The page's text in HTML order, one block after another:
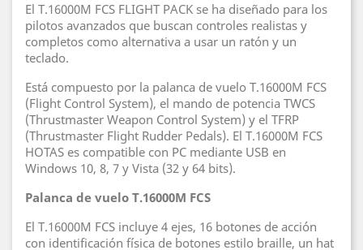
El T.16000M FCS FLIGHT PACK se ha diseñado para los
pilotos avanzados que buscan controles realistas y
completos como alternativa a usar un ratón y un
teclado.
Está compuesto por la palanca de vuelo T.16000M FCS
(Flight Control System), el mando de potencia TWCS
(Thrustmaster Weapon Control System) y el TFRP
(Thrustmaster Flight Rudder Pedals). El T.16000M FCS
HOTAS es compatible con PC mediante USB en
Windows 10, 8, 7 y Vista (32 y 64 bits).
Palanca de vuelo T.16000M FCS
El T.16000M FCS incluye 4 ejes, 16 botones de acción
con identificación física de botones estilo braille, un hat